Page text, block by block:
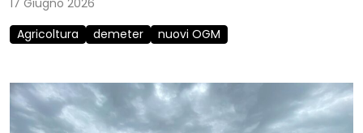
17 Giugno 2026
Agricoltura
demeter nuovi OGM